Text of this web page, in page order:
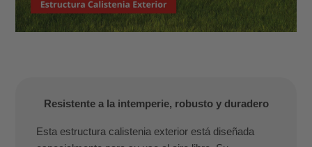
Resistente a la intemperie, robusto y duradero
Esta estructura calistenia exterior está diseñada